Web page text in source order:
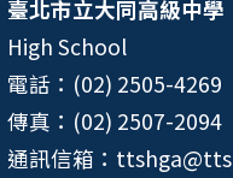
臺北市立大同高級中學
High School
電話：(02) 2505-4269
傳真：(02) 2507-2094
通訊信箱：